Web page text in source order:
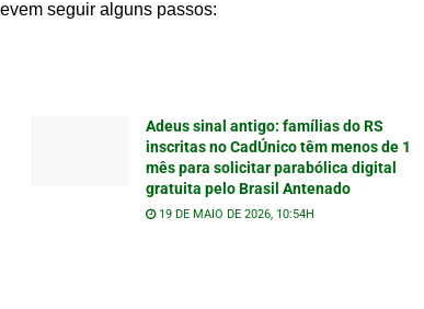
seguir alguns passos:
Adeus sinal antigo: famílias do RS
inscritas no CadÚnico têm menos de 1
mês para solicitar parabólica digital
gratuita pelo Brasil Antenado
19 DE MAIO DE 2026, 10:54H